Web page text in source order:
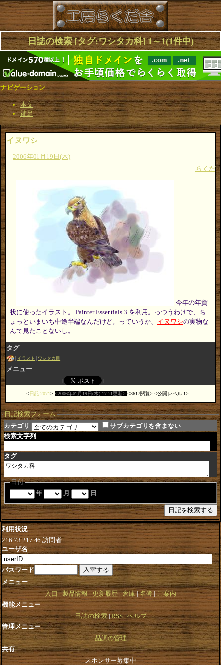
日誌の検索 [タグ:ワシタカ科] 1～1(1件中)
ナビゲーション
本文
補足
イヌワシ
2006年01月19日(木)
らくだ
今年の年賀
状に使ったイラスト。 Painter Essentials 3 を利用。っつうわけで、ち
ょっといまいち中途半端なんだけど。っていうか、 イヌワシの実物な
んて見たことないし。
タグ
イラスト ワシタカ目
メニュー
日記:2071 2006年01月19日(木) 17:21更新 3617閲覧 公開レベル 1
日記検索フォーム
カテゴリ
サブカテゴリを含まない
検索文字列
タグ
日付
年
月 日
利用状況
216.73.217.46訪問者
ユーザ名
パスワード
メニュー
入口 製品情報 更新履歴 倉庫 名簿 ご案内
機能メニュー
日誌の検索 RSS ヘルプ
管理メニュー
品詞の管理
共有
スポンサー募集中